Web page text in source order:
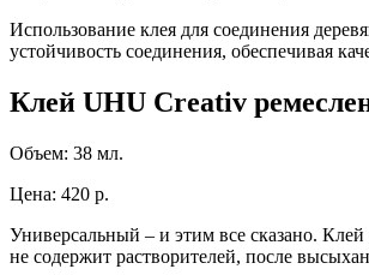
Использование клея для соединения
устойчивость соединения, обеспечивая
Клей UHU Creativ
Объем: 38 мл.
Цена: 420 р.
Универсальный – и этим все сказано.
не содержит растворителей, после